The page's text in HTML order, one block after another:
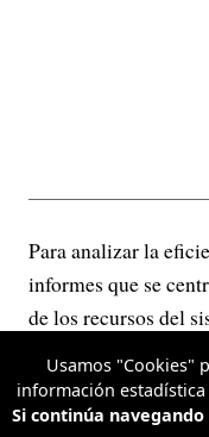
Para analizar la
informes que se
de los recursos del
(UPC) entre 2018 y
referencia por
Usamos "Cookies"
información
Si continúa